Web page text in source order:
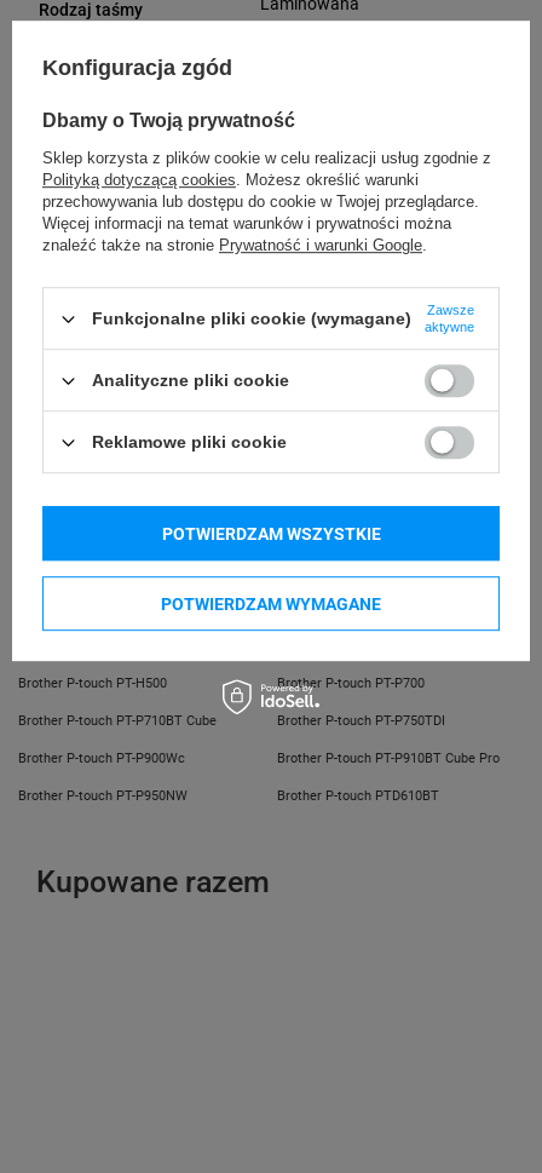
Rodzaj taśmy
Laminowane
Podmiot
odpowiedzialny
Marynarska 15
02-674 Warszawa
(Polska)
Osoby
Brother
Marynarska 15
02-674 Warszawa
(Polska)
Kompatybilne urządzenia
Brother P-touch PT-D460BTVP Brother P-touch PT-D600VP
Brother P-touch PT-E550 Brother P-touch PT-E550WNIVP
Brother P-touch PT-H500 Brother P-touch PT-P700
Brother P-touch PT-P710BT Cube Brother P-touch PT-P750TDI
Brother P-touch PT-P900Wc Brother P-touch PT-P910BT Cube Pro
Brother P-touch PT-P950NW Brother P-touch PTD610BT
Kupowane razem
Konfiguracja zgód
Dbamy o Twoją prywatność
Sklep korzysta z plików cookie w celu realizacji usług zgodnie z
Polityką dotyczącą cookies. Możesz określić warunki
przechowywania lub dostępu do cookie w Twojej przeglądarce.
Więcej informacji na temat warunków i prywatności można
znaleźć także na stronie Prywatność i warunki Google.
Funkcjonalne pliki cookie (wymagane)
Zawsze
aktywne
Analityczne pliki cookie
Reklamowe pliki cookie
POTWIERDZAM WYMAGANE
POTWIERDZAM WSZYSTKIE